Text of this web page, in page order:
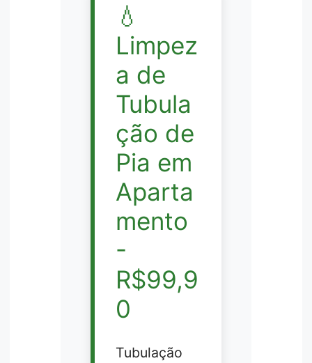
💧
Limpez
a de
Tubula
ção de
Pia em
Aparta
mento
-
R$99,9
0
Tubulação